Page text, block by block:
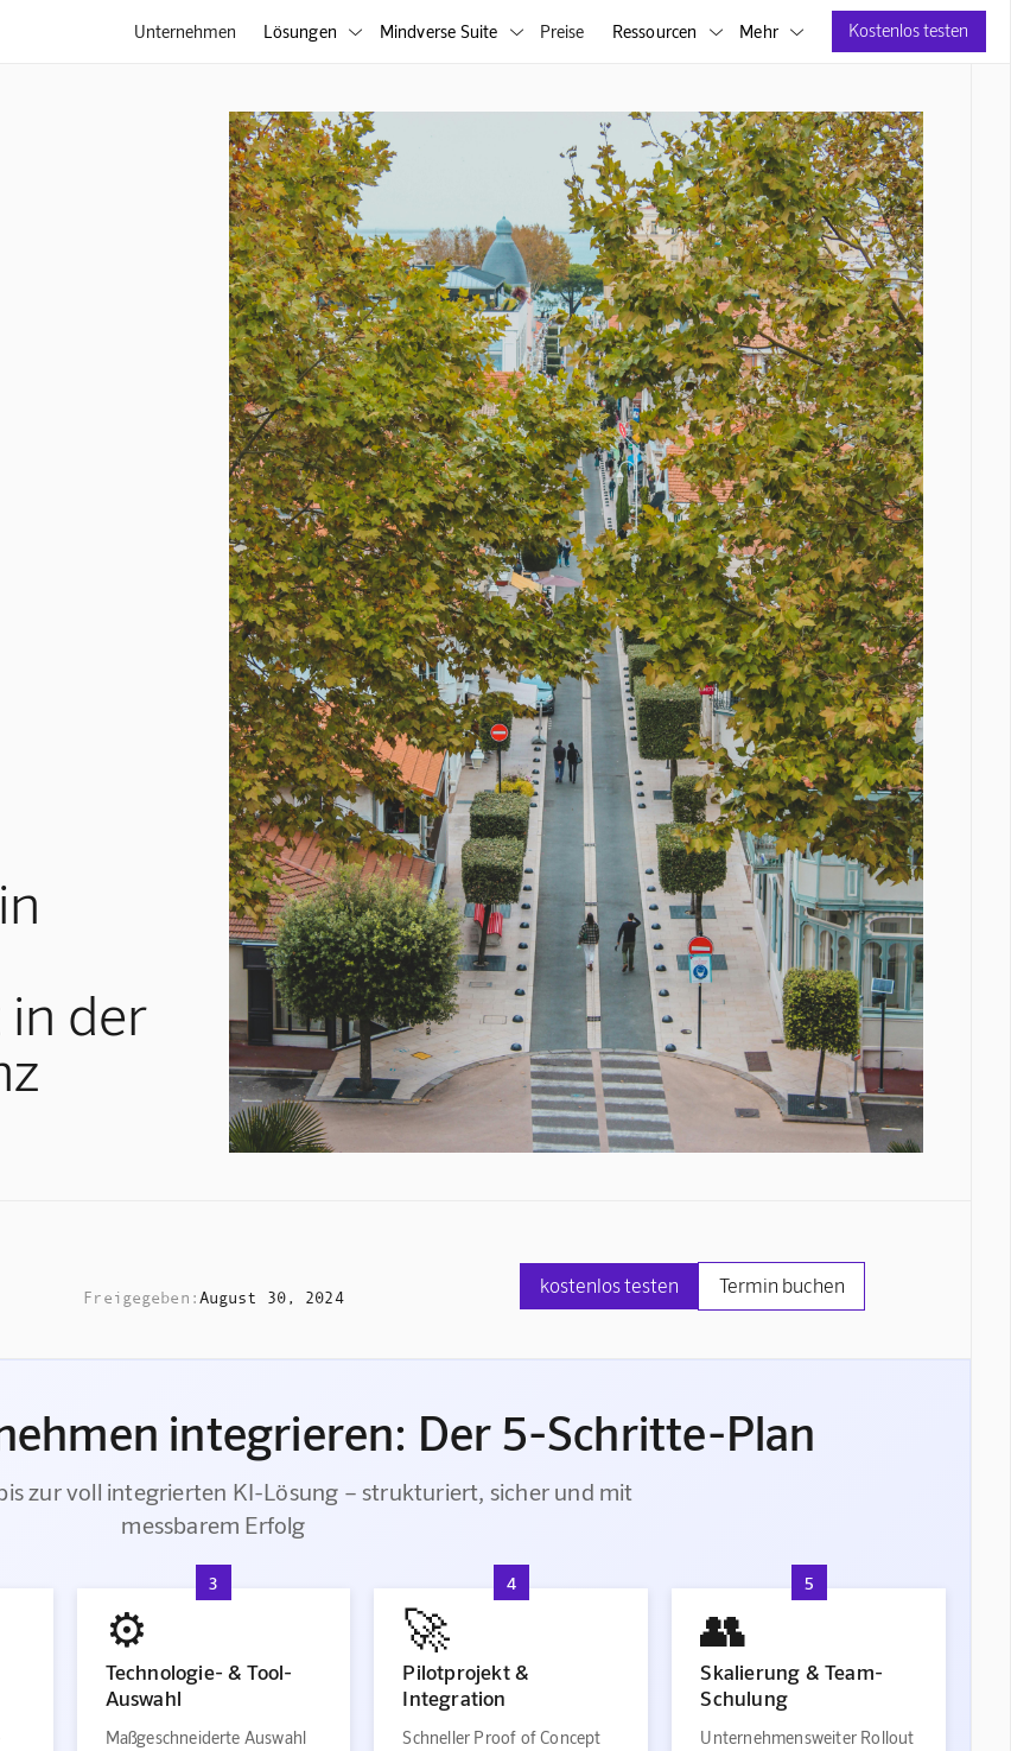
Unternehmen Lösungen  Mindverse Suite  Preise Ressourcen  Mehr  Kostenlos testen
der
Freigegeben:August 30, 2024
kostenlos testen Termin buchen
integrieren: Der 5-Schritte-Plan
zur voll integrierten KI-Lösung – strukturiert, sicher und mit
messbarem Erfolg
3
⚙️
Technologie- & Tool-
Auswahl
Maßgeschneiderte Auswahl
4
🚀
Pilotprojekt &
Integration
Schneller Proof of Concept
5
👥
Skalierung & Team-
Schulung
Unternehmensweiter Rollout